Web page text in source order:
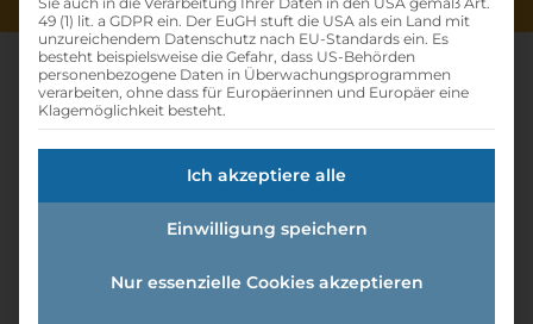
Lehrling Im Einzelhandel (w
/m /d)
Offene Lehrstellen»Lehrling im
49 (1) lit. a GDPR ein. Der EuGH stuft die USA als ein Land mit
unzureichendem Datenschutz nach EU-Standards ein. Es
besteht beispielsweise die Gefahr, dass US-Behörden
personenbezogene Daten in Überwachungsprogrammen
verarbeiten, ohne dass für Europäerinnen und Europäer eine
Klagemöglichkeit besteht.
Ich akzeptiere alle
Einwilligung speichern
Nur essenzielle Cookies akzeptieren